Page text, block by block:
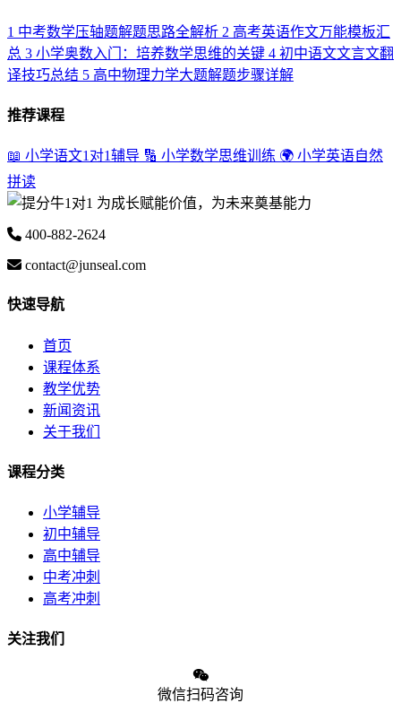
1 中考数学压轴题解题思路全解析 2 高考英语作文万能模板汇
总 3 小学奥数入门：培养数学思维的关键 4 初中语文文言文翻
译技巧总结 5 高中物理力学大题解题步骤详解
推荐课程
📖 小学语文1对1辅导 🔢 小学数学思维训练 🌍 小学英语自然
拼读
为成长赋能价值，为未来奠基能力
400-882-2624
contact@junseal.com
快速导航
首页
课程体系
教学优势
新闻资讯
关于我们
课程分类
小学辅导
初中辅导
高中辅导
中考冲刺
高考冲刺
关注我们
微信扫码咨询